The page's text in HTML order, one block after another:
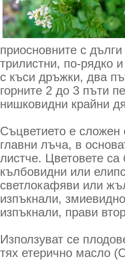
приосновните с
трилистни, по-рядко
с къси дръжки, два
горните 2 до 3 пъти
нишковидни крайни
Съцветието е сложен
главни лъча, в
листче. Цветовете
кълбовидни или
светлокафяви или
изпъкнали,
изпъкнали, прави
Използуват се
тях етерично масло